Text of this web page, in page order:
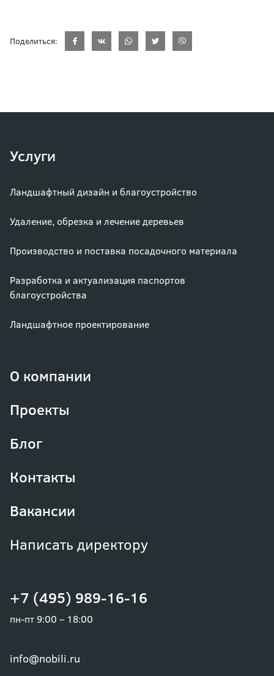
Поделиться:
+7 (495) 989-16-16
пн-пт 9:00 – 18:00
info@nobili.ru
Услуги
Ландшафтный дизайн и благоустройство
Удаление, обрезка и лечение деревьев
Производство и поставка посадочного материала
Разработка и актуализация паспортов
благоустройства
Ландшафтное проектирование
О компании
Проекты
Блог
Контакты
Вакансии
Написать директору